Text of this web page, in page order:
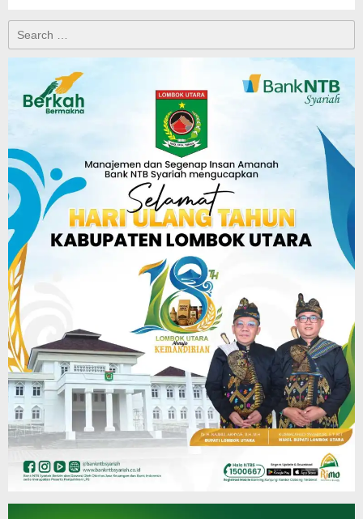
for: